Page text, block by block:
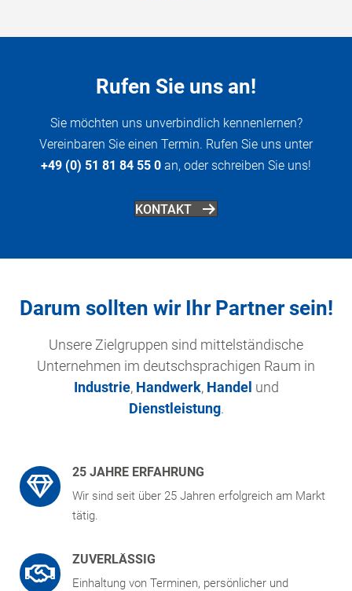
Rufen Sie uns an!
Sie möchten uns unverbindlich kennenlernen?
Vereinbaren Sie einen Termin. Rufen Sie uns unter
+49 (0) 51 81 84 55 0 an, oder schreiben Sie uns!
KONTAKT
Darum sollten wir Ihr Partner sein!
Unsere Zielgruppen sind mittelständische
Unternehmen im deutschsprachigen Raum in
Industrie, Handwerk, Handel und
Dienstleistung.
25 JAHRE ERFAHRUNG
Wir sind seit über 25 Jahren erfolgreich am Markt
tätig.
ZUVERLÄSSIG
Einhaltung von Terminen, persönlicher und